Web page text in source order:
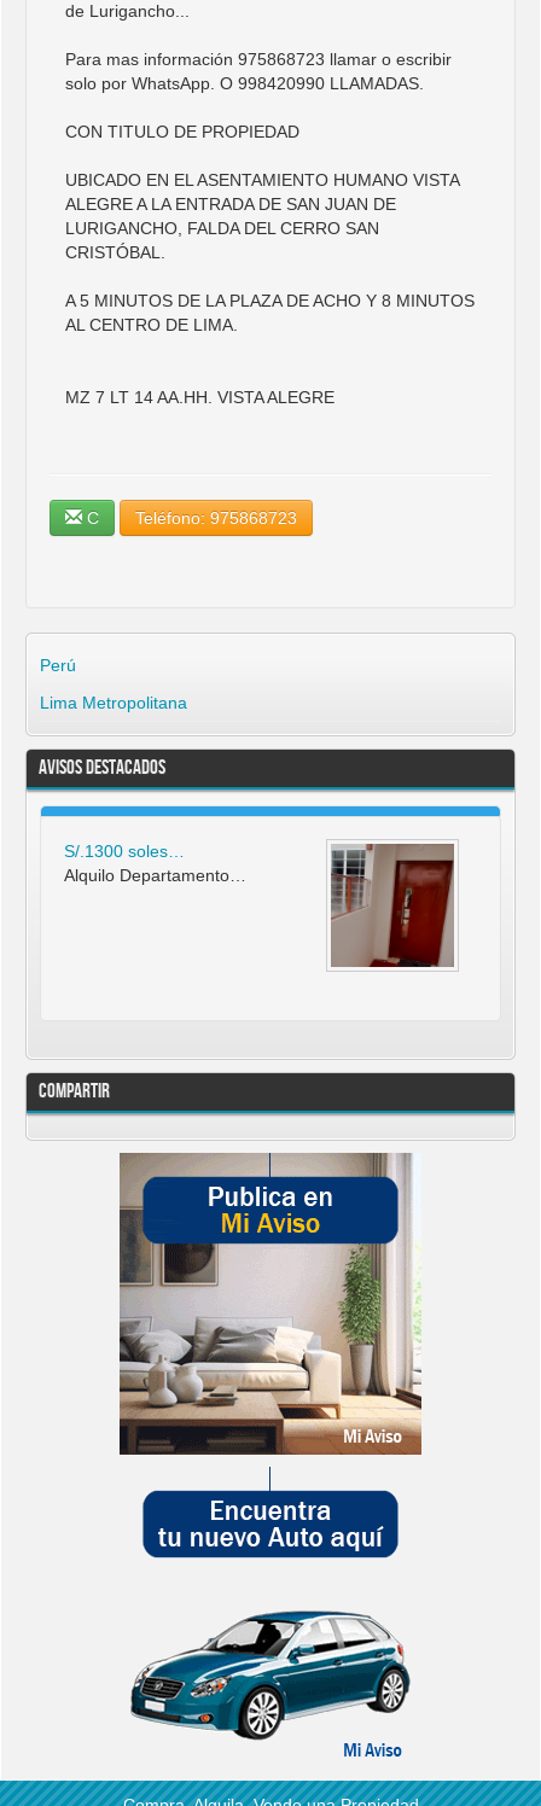
de Lurigancho...
Para mas información 975868723 llamar o escribir
solo por WhatsApp. O 998420990 LLAMADAS.
CON TITULO DE PROPIEDAD
UBICADO EN EL ASENTAMIENTO HUMANO VISTA
ALEGRE A LA ENTRADA DE SAN JUAN DE
LURIGANCHO, FALDA DEL CERRO SAN
CRISTÓBAL.
A 5 MINUTOS DE LA PLAZA DE ACHO Y 8 MINUTOS
AL CENTRO DE LIMA.
MZ 7 LT 14 AA.HH. VISTA ALEGRE
C Teléfono: 975868723
Perú
Lima Metropolitana
Avisos Destacados
S/.1300 soles…
Alquilo Departamento…
Compartir